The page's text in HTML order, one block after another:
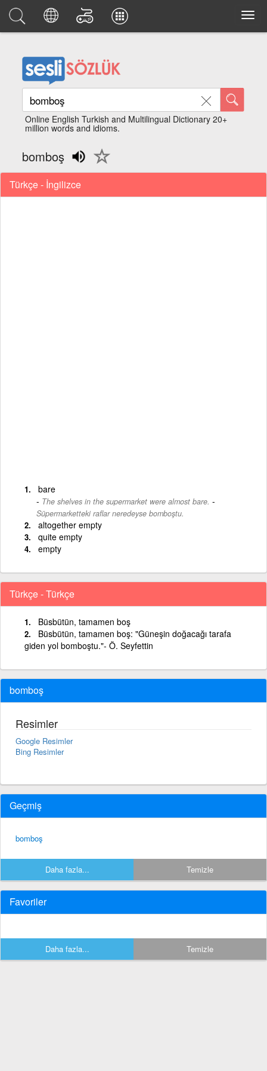
Online English Turkish and Multilingual Dictionary 20+
million words and idioms.
bomboş
Türkçe - İngilizce
bare
The shelves in the supermarket were almost bare. -
Süpermarketteki raflar neredeyse bomboştu.
altogether empty
quite empty
empty
Türkçe - Türkçe
Büsbütün, tamamen boş
Büsbütün, tamamen boş: "Güneşin doğacağı tarafa
giden yol bomboştu."- Ö. Seyfettin
bomboş
Resimler
Google Resimler
Bing Resimler
Geçmiş
bomboş
Daha fazla... Temizle
Favoriler
Daha fazla... Temizle